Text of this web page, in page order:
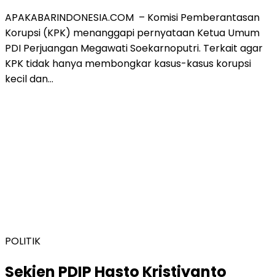
APAKABARINDONESIA.COM – Komisi Pemberantasan
Korupsi (KPK) menanggapi pernyataan Ketua Umum
PDI Perjuangan Megawati Soekarnoputri. Terkait agar
KPK tidak hanya membongkar kasus-kasus korupsi
kecil dan…
POLITIK
Sekjen PDIP Hasto Kristiyanto